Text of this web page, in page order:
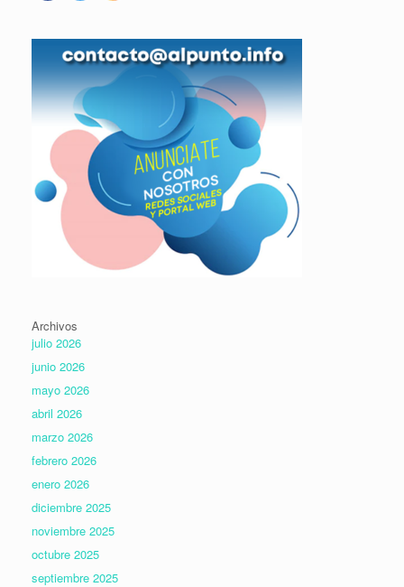
Archivos
julio 2026
junio 2026
mayo 2026
abril 2026
marzo 2026
febrero 2026
enero 2026
diciembre 2025
noviembre 2025
octubre 2025
septiembre 2025